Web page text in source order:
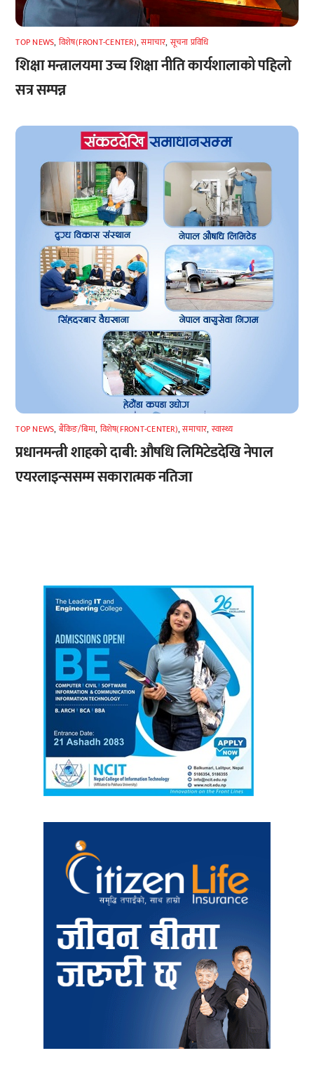
TOP NEWS, विशेष(FRONT-CENTER),समाचार, सूचना प्रविधि
शिक्षा मन्त्रालयमा उच्च शिक्षा नीति कार्यशालाको पहिलो
सत्र सम्पन्न
TOP NEWS, बैंकिङ/बिमा, विशेष(FRONT-CENTER),समाचार, स्वास्थ्य
प्रधानमन्त्री शाहको दाबी: औषधि लिमिटेडदेखि नेपाल
एयरलाइन्ससम्म सकारात्मक नतिजा